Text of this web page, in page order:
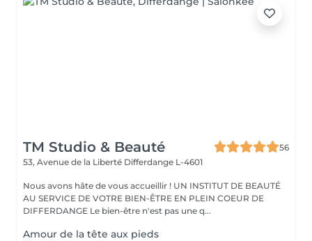
TM Studio & Beauté
56
53, Avenue de la Liberté Differdange L-4601
Nous avons hâte de vous accueillir ! UN INSTITUT DE BEAUTÉ
AU SERVICE DE VOTRE BIEN-ÊTRE EN PLEIN COEUR DE
DIFFERDANGE Le bien-être n'est pas une q...
Amour de la tête aux pieds